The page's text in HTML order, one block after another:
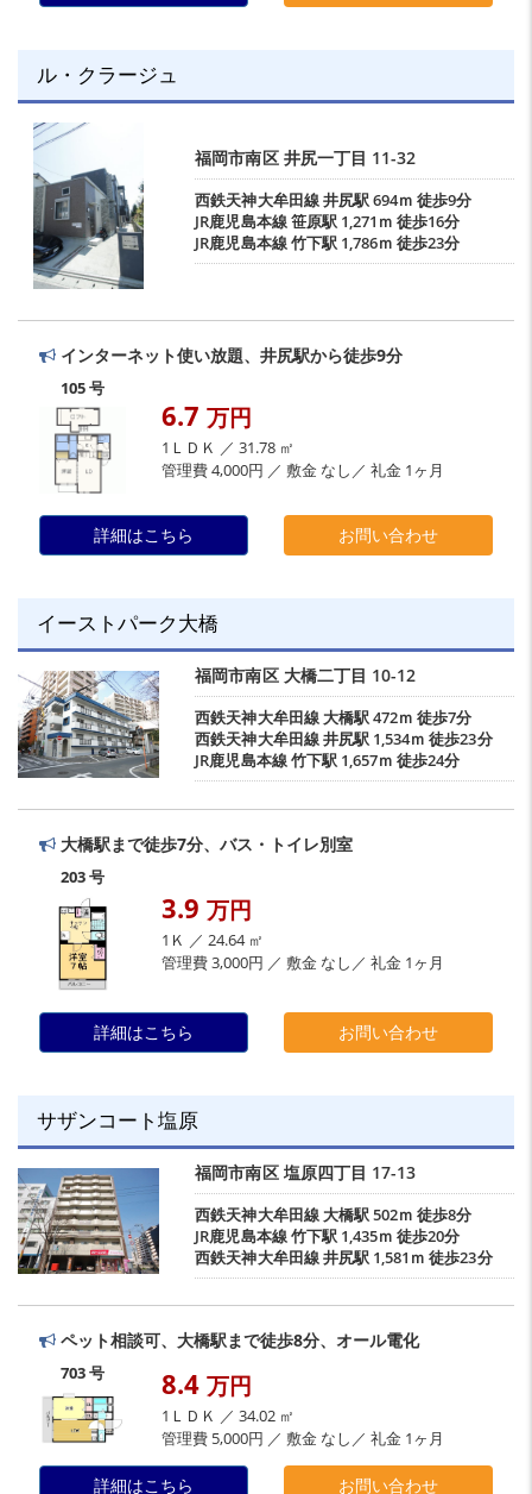
ル・クラージュ
福岡市南区 井尻一丁目 11-32
西鉄天神大牟田線井尻駅694ｍ 徒歩9分
JR鹿児島本線笹原駅1,271ｍ 徒歩16分
JR鹿児島本線竹下駅1,786ｍ 徒歩23分
インターネット使い放題、井尻駅から徒歩9分
105 号
6.7 万円
1ＬＤＫ ／ 31.78 ㎡
管理費 4,000円 ／ 敷金 なし／ 礼金 1ヶ月
詳細はこちら お問い合わせ
イーストパーク大橋
福岡市南区 大橋二丁目 10-12
西鉄天神大牟田線大橋駅472ｍ 徒歩7分
西鉄天神大牟田線井尻駅1,534ｍ 徒歩23分
JR鹿児島本線竹下駅1,657ｍ 徒歩24分
大橋駅まで徒歩7分、バス・トイレ別室
203 号
3.9 万円
1Ｋ ／ 24.64 ㎡
管理費 3,000円 ／ 敷金 なし／ 礼金 1ヶ月
詳細はこちら お問い合わせ
サザンコート塩原
福岡市南区 塩原四丁目 17-13
西鉄天神大牟田線大橋駅502ｍ 徒歩8分
JR鹿児島本線竹下駅1,435ｍ 徒歩20分
西鉄天神大牟田線井尻駅1,581ｍ 徒歩23分
ペット相談可、大橋駅まで徒歩8分、オール電化
703 号 8.4 万円
1ＬＤＫ ／ 34.02 ㎡
管理費 5,000円 ／ 敷金 なし／ 礼金 1ヶ月
詳細はこちら お問い合わせ